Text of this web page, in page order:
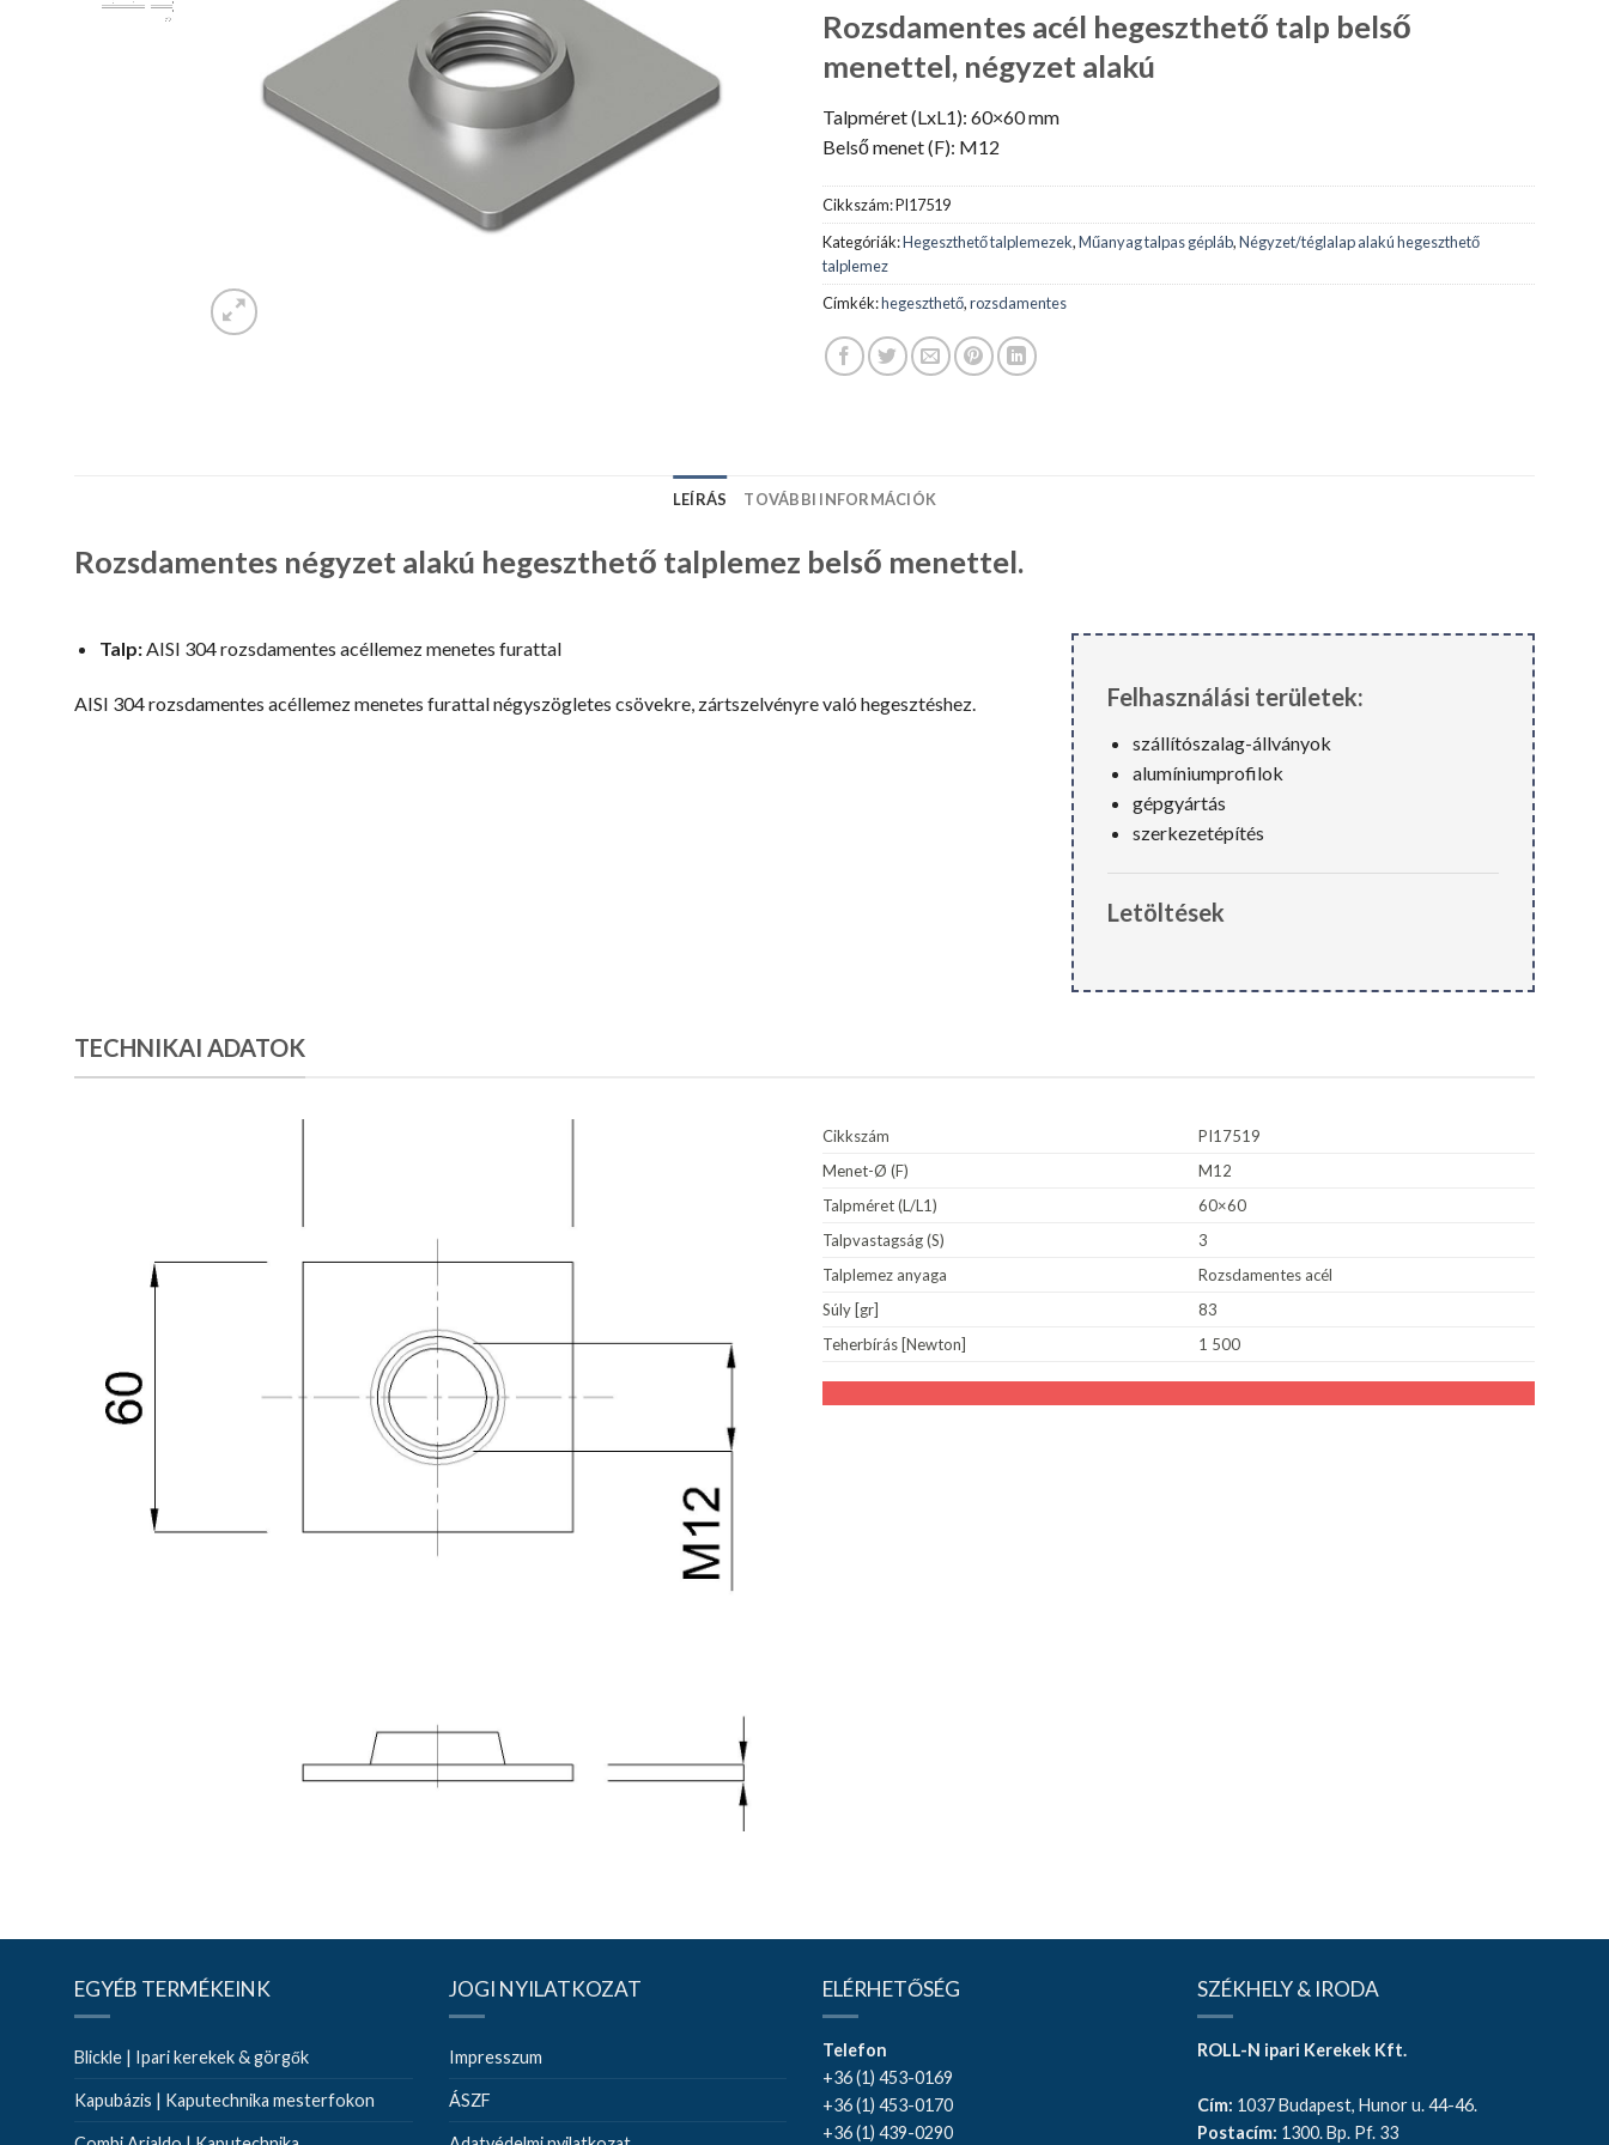
Rozsdamentes acél hegeszthető talp belső
menettel, négyzet alakú
Talpméret (LxL1): 60×60 mm
Belső menet (F): M12
Cikkszám:PI17519
Kategóriák:Hegeszthető talplemezek,Műanyag talpas gépláb,Négyzet/téglalap alakú hegeszthető
talplemez
Címkék:hegeszthető,rozsdamentes
LEÍRÁS TOVÁBBI INFORMÁCIÓK
Rozsdamentes négyzet alakú hegeszthető talplemez belső menettel.
Talp:AISI 304 rozsdamentes acéllemez menetes furattal
AISI 304 rozsdamentes acéllemez menetes furattal négyszögletes csövekre, zártszelvényre való hegesztéshez. Felhasználási területek:
szállítószalag-állványok
alumíniumprofilok
gépgyártás
szerkezetépítés
Letöltések
TECHNIKAI ADATOK
Cikkszám
PI17519
Menet-Ø (F)
M12
Talpméret (L/L1)
60×60
Talpvastagság (S)
3
Talplemez anyaga
Rozsdamentes acél
Súly [gr]
83
Teherbírás [Newton]
1 500
EGYÉB TERMÉKEINK
Blickle | Ipari kerekek & görgők
Kapubázis | Kaputechnika mesterfokon
JOGI NYILATKOZAT
Impresszum
ÁSZF
ELÉRHETŐSÉG
Telefon
+36 (1) 453-0169
+36 (1) 453-0170
+36 (1) 439-0290
SZÉKHELY & IRODA
ROLL-N ipari Kerekek Kft.
Cím: 1037 Budapest, Hunor u. 44-46.
Postacím: 1300. Bp. Pf. 33